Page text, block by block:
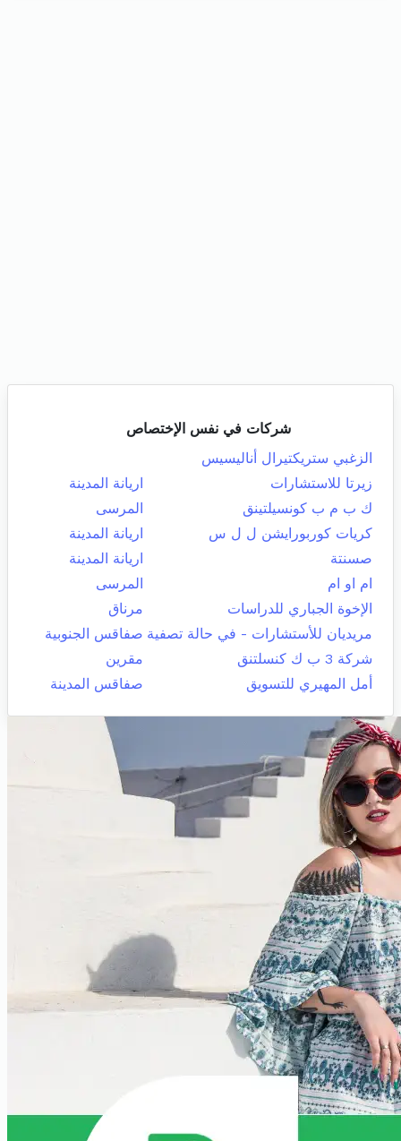
شركات في نفس الإختصاص
الزغبي ستريكتيرال أناليسيس
زيرتا للاستشارات
اريانة المدينة
ك ب م ب كونسيلتينق
المرسى
كريات كوربورايشن ل ل س
اريانة المدينة
صسنتة
اريانة المدينة
ام او ام
المرسى
الإخوة الجباري للدراسات
مرناق
مريديان للأستشارات - في حالة تصفية صفاقس الجنوبية
شركة 3 ب ك كنسلتنق
مقرين
أمل المهيري للتسويق
صفاقس المدينة